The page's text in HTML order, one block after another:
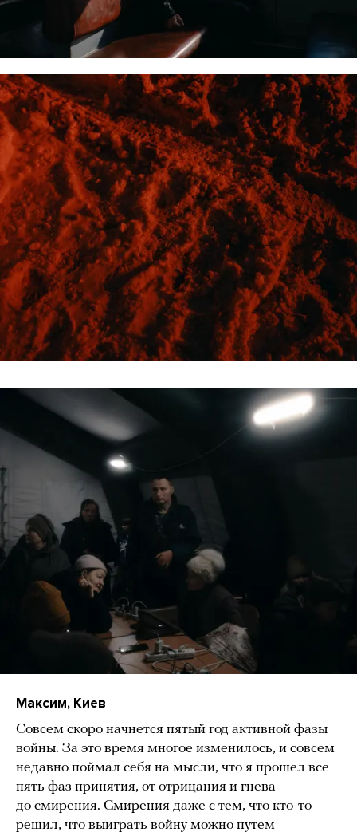
Максим, Киев
Совсем скоро начнется пятый год активной фазы
войны. За это время многое изменилось, и совсем
недавно поймал себя на мысли, что я прошел все
пять фаз принятия, от отрицания и гнева
до смирения. Смирения даже с тем, что кто-то
решил, что выиграть войну можно путем